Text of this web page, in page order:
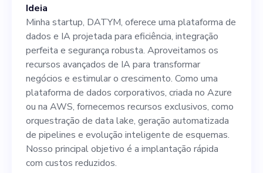
constante evolução da IA e
dos dados e está pronto para
impulsionar a mudança,
entre em contato conosco e
explore como podemos
transformar negócios e
estimular o crescimento
juntos.
Ideia
Minha startup, DATYM, oferece uma plataforma de
dados e IA projetada para eficiência, integração
perfeita e segurança robusta. Aproveitamos os
recursos avançados de IA para transformar
negócios e estimular o crescimento. Como uma
plataforma de dados corporativos, criada no Azure
ou na AWS, fornecemos recursos exclusivos, como
orquestração de data lake, geração automatizada
de pipelines e evolução inteligente de esquemas.
Nosso principal objetivo é a implantação rápida
com custos reduzidos.